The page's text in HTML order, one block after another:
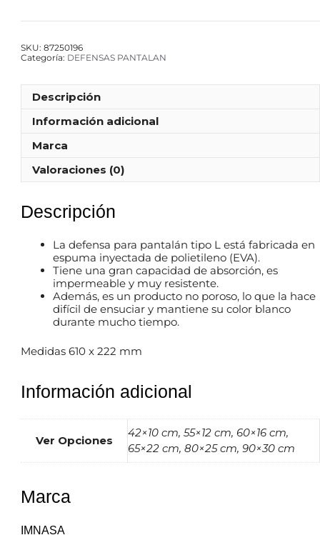
SKU: 87250196
Categoría: DEFENSAS PANTALAN
Descripción
Información adicional
Marca
Valoraciones (0)
Descripción
La defensa para pantalán tipo L está fabricada en
espuma inyectada de polietileno (EVA).
Tiene una gran capacidad de absorción, es
impermeable y muy resistente.
Además, es un producto no poroso, lo que la hace
difícil de ensuciar y mantiene su color blanco
durante mucho tiempo.
Medidas 610 x 222 mm
Información adicional
Ver Opciones
42×10 cm, 55×12 cm, 60×16 cm,
65×22 cm, 80×25 cm, 90×30 cm
Marca
IMNASA